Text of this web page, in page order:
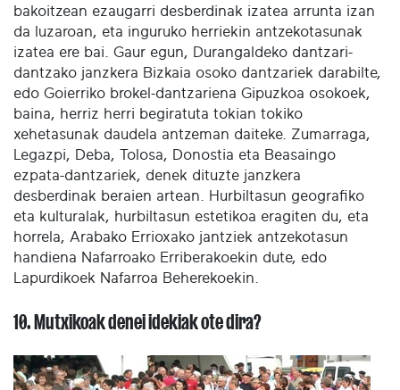
bakoitzean ezaugarri desberdinak izatea arrunta izan
da luzaroan, eta inguruko herriekin antzekotasunak
izatea ere bai. Gaur egun, Durangaldeko dantzari-
dantzako janzkera Bizkaia osoko dantzariek darabilte,
edo Goierriko brokel-dantzariena Gipuzkoa osokoek,
baina, herriz herri begiratuta tokian tokiko
xehetasunak daudela antzeman daiteke. Zumarraga,
Legazpi, Deba, Tolosa, Donostia eta Beasaingo
ezpata-dantzariek, denek dituzte janzkera
desberdinak beraien artean. Hurbiltasun geografiko
eta kulturalak, hurbiltasun estetikoa eragiten du, eta
horrela, Arabako Errioxako jantziek antzekotasun
handiena Nafarroako Erriberakoekin dute, edo
Lapurdikoek Nafarroa Beherekoekin.
10. Mutxikoak denei idekiak ote dira?